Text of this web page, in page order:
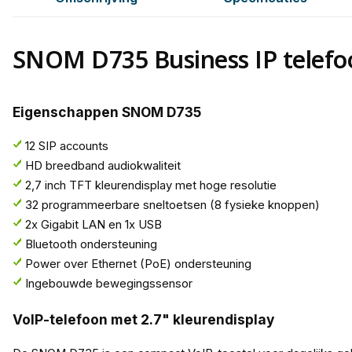
SNOM D735 Business IP
Eigenschappen SNOM D735
12 SIP accounts
HD breedband audiokwaliteit
2,7 inch TFT kleurendisplay met hoge resolutie
32 programmeerbare sneltoetsen (8 fysieke knoppen)
2x Gigabit LAN en 1x USB
Bluetooth ondersteuning
Power over Ethernet (PoE) ondersteuning
Ingebouwde bewegingssensor
VoIP-telefoon met 2.7" kleurendisplay